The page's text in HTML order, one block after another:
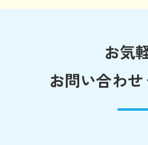
お気
お問い合わせ